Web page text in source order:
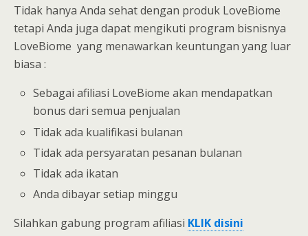
Tidak hanya Anda sehat dengan produk LoveBiome
tetapi Anda juga dapat mengikuti program bisnisnya
LoveBiome yang menawarkan keuntungan yang luar
biasa :
Sebagai afiliasi LoveBiome akan mendapatkan
bonus dari semua penjualan
Tidak ada kualifikasi bulanan
Tidak ada persyaratan pesanan bulanan
Tidak ada ikatan
Anda dibayar setiap minggu
Silahkan gabung program afiliasi KLIK disini